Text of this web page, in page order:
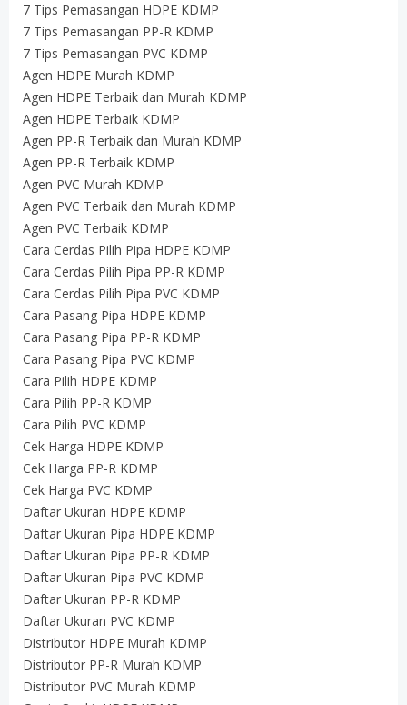
7 Tips Pemasangan HDPE KDMP
7 Tips Pemasangan PP-R KDMP
7 Tips Pemasangan PVC KDMP
Agen HDPE Murah KDMP
Agen HDPE Terbaik dan Murah KDMP
Agen HDPE Terbaik KDMP
Agen PP-R Terbaik dan Murah KDMP
Agen PP-R Terbaik KDMP
Agen PVC Murah KDMP
Agen PVC Terbaik dan Murah KDMP
Agen PVC Terbaik KDMP
Cara Cerdas Pilih Pipa HDPE KDMP
Cara Cerdas Pilih Pipa PP-R KDMP
Cara Cerdas Pilih Pipa PVC KDMP
Cara Pasang Pipa HDPE KDMP
Cara Pasang Pipa PP-R KDMP
Cara Pasang Pipa PVC KDMP
Cara Pilih HDPE KDMP
Cara Pilih PP-R KDMP
Cara Pilih PVC KDMP
Cek Harga HDPE KDMP
Cek Harga PP-R KDMP
Cek Harga PVC KDMP
Daftar Ukuran HDPE KDMP
Daftar Ukuran Pipa HDPE KDMP
Daftar Ukuran Pipa PP-R KDMP
Daftar Ukuran Pipa PVC KDMP
Daftar Ukuran PP-R KDMP
Daftar Ukuran PVC KDMP
Distributor HDPE Murah KDMP
Distributor PP-R Murah KDMP
Distributor PVC Murah KDMP